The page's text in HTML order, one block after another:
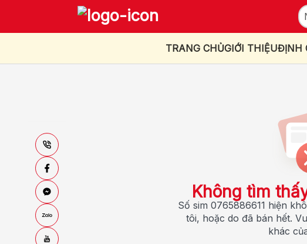
TRANG CHỦGIỚI THIỆUĐỊNH
Không tìm
Số sim 0765886611 hiện
tôi, hoặc do đã bán hết.
khác